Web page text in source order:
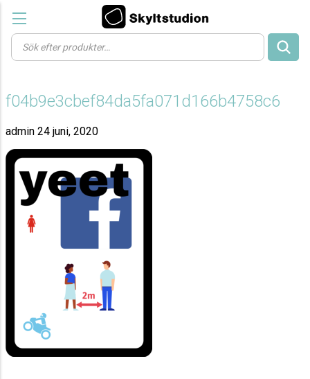
Products
search
f04b9e3cbef84da5fa071d166b4758c6
admin 24 juni, 2020